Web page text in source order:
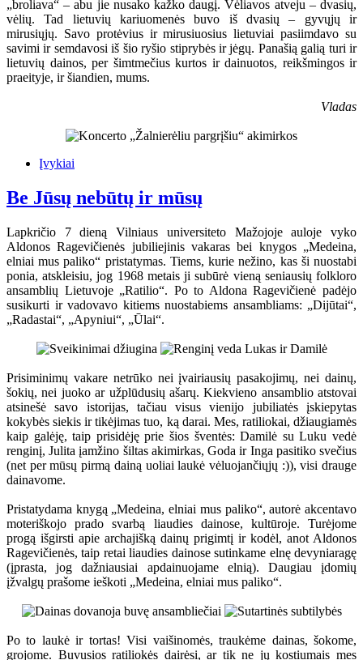
„broliava“ – abu jie nusako kažko daugį. Vėliavos atveju – dvasių,
vėlių. Tad lietuvių kariuomenės buvo iš dvasių – gyvųjų ir
mirusiųjų. Savo protėvius ir mirusiuosius lietuviai pasiimdavo su
savimi ir semdavosi iš šio ryšio stiprybės ir jėgų. Panašią galią turi ir
lietuvių dainos, per šimtmečius kurtos ir dainuotos, reikšmingos ir
praeityje, ir šiandien, mums.
Vladas
Įvykiai
Be Jūsų nebūtų ir mūsų
Lapkričio 7 dieną Vilniaus universiteto Mažojoje auloje vyko
Aldonos Ragevičienės jubiliejinis vakaras bei knygos „Medeina,
elniai mus paliko“ pristatymas. Tiems, kurie nežino, kas ši nuostabi
ponia, atskleisiu, jog 1968 metais ji subūrė vieną seniausių folkloro
ansamblių Lietuvoje „Ratilio“. Po to Aldona Ragevičienė padėjo
susikurti ir vadovavo kitiems nuostabiems ansambliams: „Dijūtai“,
„Radastai“, „Apyniui“, „Ūlai“.
Prisiminimų vakare netrūko nei įvairiausių pasakojimų, nei dainų,
šokių, nei juoko ar užplūdusių ašarų. Kiekvieno ansamblio atstovai
atsinešė savo istorijas, tačiau visus vienijo jubiliatės įskiepytas
kokybės siekis ir tikėjimas tuo, ką darai. Mes, ratiliokai, džiaugiamės
kaip galėję, taip prisidėję prie šios šventės: Damilė su Luku vedė
renginį, Julita įamžino šiltas akimirkas, Goda ir Inga pasitiko svečius
(net per mūsų pirmą dainą uoliai laukė vėluojančiųjų :)), visi drauge
dainavome.
Pristatydama knygą „Medeina, elniai mus paliko“, autorė akcentavo
moteriškojo prado svarbą liaudies dainose, kultūroje. Turėjome
progą išgirsti apie archajišką dainų prigimtį ir kodėl, anot Aldonos
Ragevičienės, taip retai liaudies dainose sutinkame elnę devyniaragę
(įprasta, jog dažniausiai apdainuojame elnią). Daugiau įdomių
įžvalgų prašome ieškoti „Medeina, elniai mus paliko“.
Po to laukė ir tortas! Visi vaišinomės, traukėme dainas, šokome,
grojome. Buvusios ratiliokės dairėsi, ar tik ne jų kostiumais mes